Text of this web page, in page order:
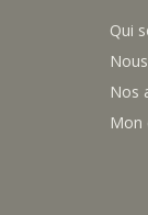
Qui
Nos
Mon